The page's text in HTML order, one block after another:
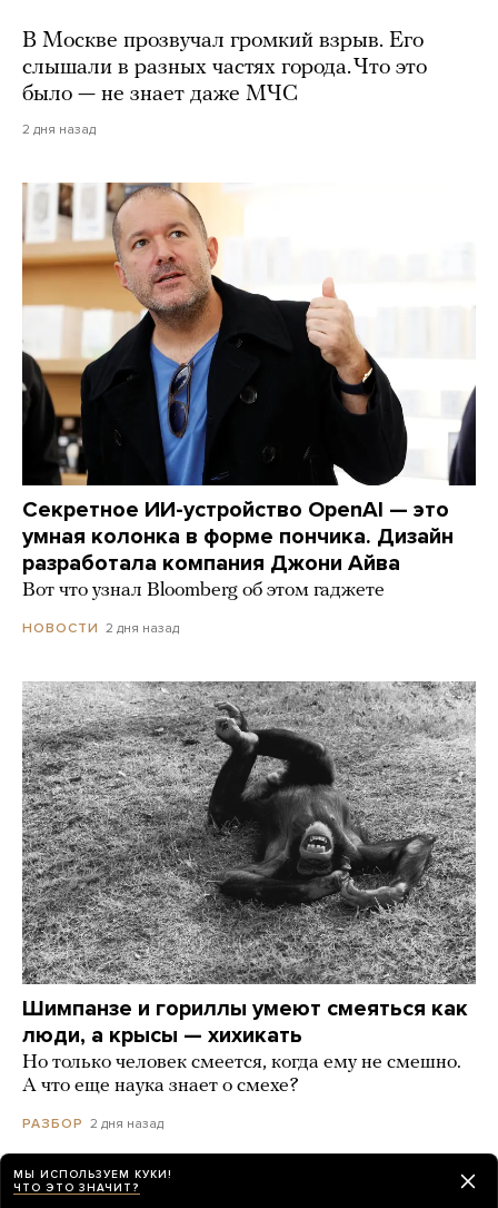
В Москве прозвучал громкий взрыв. Его
слышали в разных частях города. Что это
было — не знает даже МЧС
2 дня назад
Секретное ИИ-устройство OpenAI — это
умная колонка в форме пончика. Дизайн
разработала компания Джони Айва
Вот что узнал Bloomberg об этом гаджете
НОВОСТИ 2 дня назад
Шимпанзе и гориллы умеют смеяться как
люди, а крысы — хихикать
Но только человек смеется, когда ему не смешно.
А что еще наука знает о смехе?
РАЗБОР 2 дня назад
МЫ ИСПОЛЬЗУЕМ КУКИ!
ЧТО ЭТО ЗНАЧИТ?